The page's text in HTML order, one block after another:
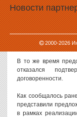
Новости
2000-2026
директор канадской
Глава профсоюза
General Motors
Opel, сообщает
В то же время
отказался
договоренности.
Как сообщалось
представили
в рамках